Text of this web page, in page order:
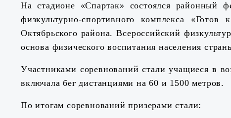
На стадионе «Спартак» состоялся районный
физкультурно-спортивного комплекса
Октябрьского района. Всероссийский
основа физического воспитания населения
Участниками соревнований стали учащиеся в
включала бег дистанциями на 60 и 1500 метров.
По итогам соревнований призерами стали: